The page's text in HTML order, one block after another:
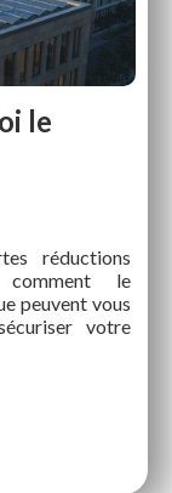
le
réductions
comment le
peuvent vous
votre